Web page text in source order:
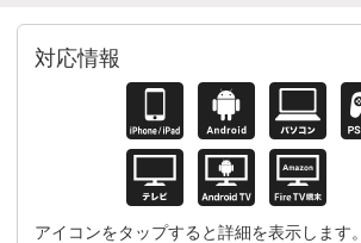
対応情報
アイコンをタップすると詳細を表示します。